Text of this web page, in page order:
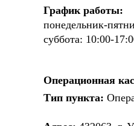
График работы:
понедельник-
суббота: 10:00-
Операционная
Тип пункта: